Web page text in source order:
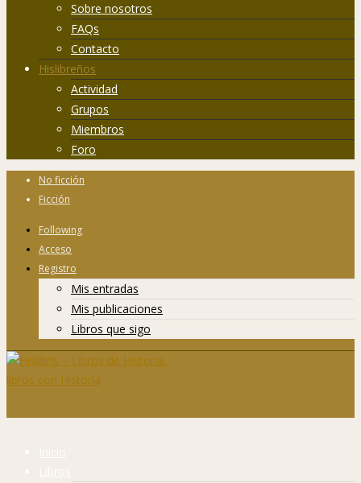
Sobre nosotros
FAQs
Contacto
Hislibreños
Actividad
Grupos
Miembros
Foro
No ficción
Ficción
Following
Acceso
Registro
Mis entradas
Mis publicaciones
Libros que sigo
Inicio
Libros